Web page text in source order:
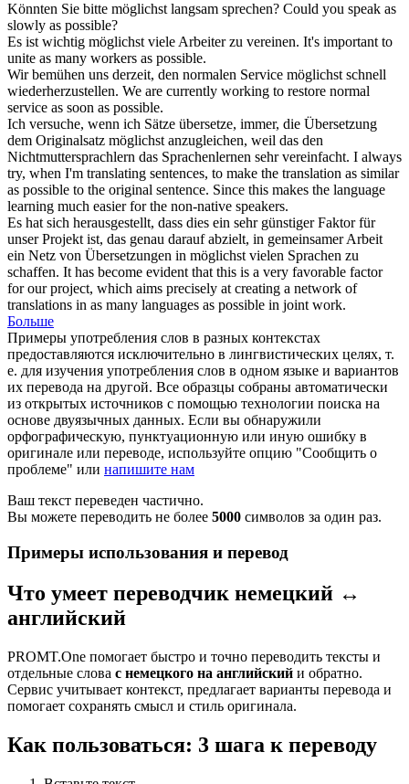
Könnten Sie bitte möglichst langsam sprechen? Could you speak as
slowly as possible?
Es ist wichtig möglichst viele Arbeiter zu vereinen. It's important to
unite as many workers as possible.
Wir bemühen uns derzeit, den normalen Service möglichst schnell
wiederherzustellen. We are currently working to restore normal
service as soon as possible.
Ich versuche, wenn ich Sätze übersetze, immer, die Übersetzung
dem Originalsatz möglichst anzugleichen, weil das den
Nichtmuttersprachlern das Sprachenlernen sehr vereinfacht. I always
try, when I'm translating sentences, to make the translation as similar
as possible to the original sentence. Since this makes the language
learning much easier for the non-native speakers.
Es hat sich herausgestellt, dass dies ein sehr günstiger Faktor für
unser Projekt ist, das genau darauf abzielt, in gemeinsamer Arbeit
ein Netz von Übersetzungen in möglichst vielen Sprachen zu
schaffen. It has become evident that this is a very favorable factor
for our project, which aims precisely at creating a network of
translations in as many languages as possible in joint work.
Больше
Примеры употребления слов в разных контекстах
предоставляются исключительно в лингвистических целях, т.
е. для изучения употребления слов в одном языке и вариантов
их перевода на другой. Все образцы собраны автоматически
из открытых источников с помощью технологии поиска на
основе двуязычных данных. Если вы обнаружили
орфографическую, пунктуационную или иную ошибку в
оригинале или переводе, используйте опцию "Сообщить о
проблеме" или напишите нам
Ваш текст переведен частично.
Вы можете переводить не более 5000 символов за один раз.
Примеры использования и перевод
Что умеет переводчик немецкий ↔
английский
PROMT.One помогает быстро и точно переводить тексты и
отдельные слова с немецкого на английский и обратно.
Сервис учитывает контекст, предлагает варианты перевода и
помогает сохранять смысл и стиль оригинала.
Как пользоваться: 3 шага к переводу